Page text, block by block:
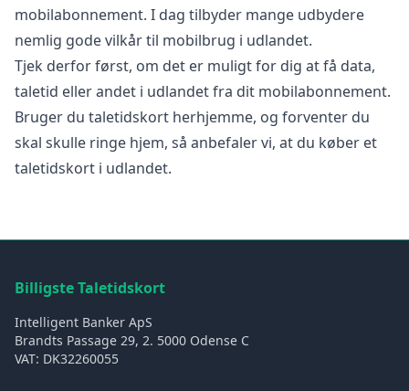
mobilabonnement. I dag tilbyder mange udbydere
nemlig gode vilkår til mobilbrug i udlandet.
Tjek derfor først, om det er muligt for dig at få data,
taletid eller andet i udlandet fra dit mobilabonnement.
Bruger du taletidskort herhjemme, og forventer du
skal skulle ringe hjem, så anbefaler vi, at du køber et
taletidskort i udlandet.
Billigste Taletidskort
Intelligent Banker ApS
Brandts Passage 29, 2. 5000 Odense C
VAT: DK32260055